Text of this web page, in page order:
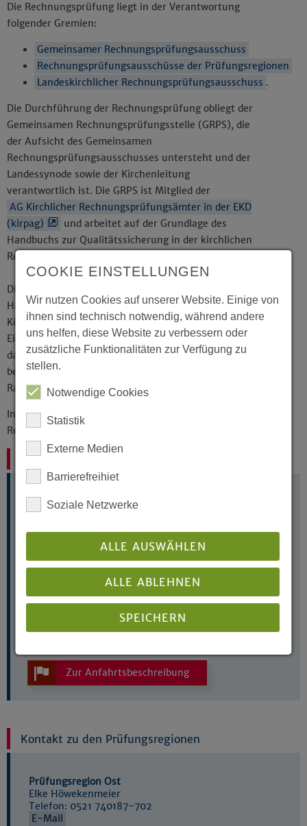
Die Rechnungsprüfung liegt in der Verantwortung
folgender Gremien:
Gemeinsamer Rechnungsprüfungsausschuss
Rechnungsprüfungsausschüsse der Prüfungsregionen
Landeskirchlicher Rechnungsprüfungsausschuss .
Die Durchführung der Rechnungsprüfung obliegt der
Gemeinsamen Rechnungsprüfungsstelle (GRPS), die
der Aufsicht des Gemeinsamen
Rechnungsprüfungsausschusses untersteht und der
Landessynode sowie der Kirchenleitung
verantwortlich ist. Die GRPS ist Mitglied der
AG Kirchlicher Rechnungsprüfungsämter in der EKD
(kirpag)
und arbeitet auf der Grundlage des
Handbuchs zur Qualitätssicherung in der kirchlichen
Rechnungsprüfung.
Die Rechnungsprüfung hat den Auftrag, die
Haushalts- und Wirtschaftsführung der kirchlichen
Körperschaften, ihrer Dienste, Werke und
Einrichtungen zu überwachen und darauf zu achten,
dass die der Kirche anvertrauten Mittel
bestimmungsgemäß, wirtschaftlich, sparsam und im
Rahmen des geltenden Rechts verwendet werden.
In zunehmendem Maße ist die kirchliche
Rechnungsprüfung beratend und begleitend tätig.
Kontakt
Leiter:
Ingo Brand
Stellvertreterin:
Dorothee Budzinski
Assistenz:
Elke Höwekenmeier
Telefon: 0521 740187-702
E-Mail
Zur Anfahrtsbeschreibung
Kontakt zu den Prüfungsregionen
Prüfungsregion Ost
Elke Höwekenmeier
Telefon: 0521 740187-702
E-Mail
COOKIE EINSTELLUNGEN
Wir nutzen Cookies auf unserer Website. Einige von
ihnen sind technisch notwendig, während andere
uns helfen, diese Website zu verbessern oder
zusätzliche Funktionalitäten zur Verfügung zu
stellen.
Notwendige Cookies
Statistik
Externe Medien
Barrierefreihiet
Soziale Netzwerke
ALLE AUSWÄHLEN
ALLE ABLEHNEN
SPEICHERN
Details anzeigen